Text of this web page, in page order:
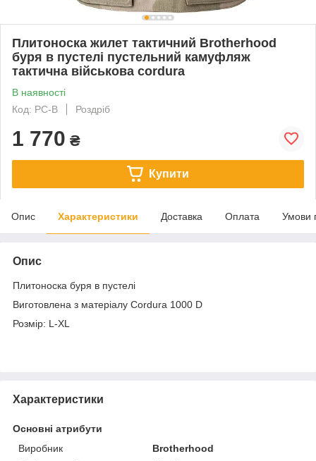
Плитоноска жилет тактичний Brotherhood
буря в пустелі пустельний камуфляж
тактична військова cordura
В наявності
Код: PC-В
Роздріб
1 770 ₴
Купити
Опис Характеристики Доставка Оплата Умови
Опис
Плитоноска буря в пустелі
Виготовлена з матеріалу Cordura 1000 D
Розмір: L-XL
Характеристики
Основні атрибути
Виробник
Brotherhood